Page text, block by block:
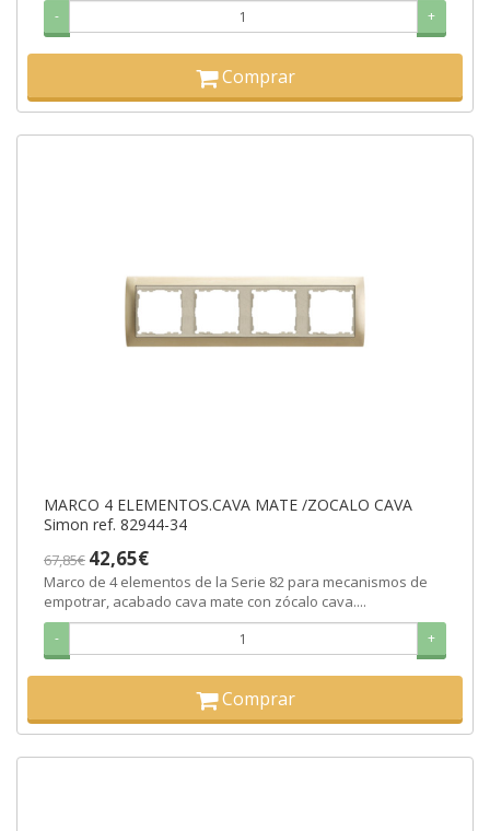
- +
Comprar
MARCO 4 ELEMENTOS.CAVA MATE /ZOCALO CAVA
Simon ref. 82944-34
67,85€ 42,65€
Marco de 4 elementos de la Serie 82 para mecanismos de
empotrar, acabado cava mate con zócalo cava....
- +
Comprar